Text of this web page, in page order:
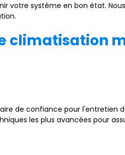
votre système en bon état.
climatisation
de confiance pour l'entretien
les plus avancées pour